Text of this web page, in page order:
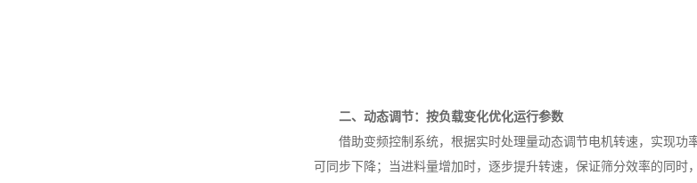
二、动态调节：按负载变化优化运行参数
借助变频控制系统，根据实时处理量动态调节电机转速，实现功
可同步下降；当进料量增加时，逐步提升转速，保证筛分效率的同时